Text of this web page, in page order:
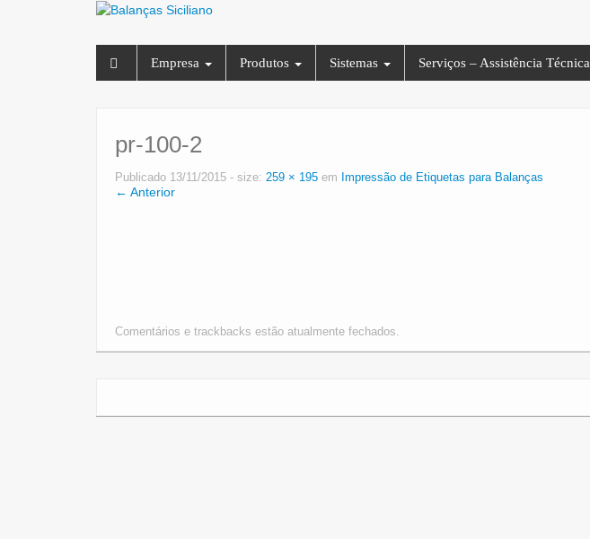
Empresa Produtos Sistemas Serviços – Assistência Técnica
pr-100-2
Publicado 13/11/2015 - size: 259 × 195 em Impressão de Etiquetas para Balanças
← Anterior
Comentários e trackbacks estão atualmente fechados.